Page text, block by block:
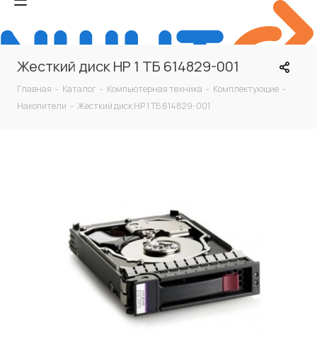
Жесткий диск HP 1 ТБ 614829-001
Главная - Каталог - Компьютерная техника - Комплектующие -
Накопители - Жесткий диск HP 1 ТБ 614829-001